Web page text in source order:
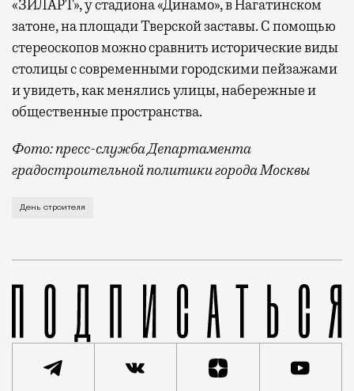
«ЗИЛАРТ», у стадиона «Динамо», в Нагатинском
затоне, на площади Тверской заставы. С помощью
стереоскопов можно сравнить исторические виды
столицы с современными городскими пейзажами
и увидеть, как менялись улицы, набережные и
общественные пространства.
Фото: пресс-служба Департамента
градостроительной политики города Москвы
В этом году профессиональный праздник День
День строителя